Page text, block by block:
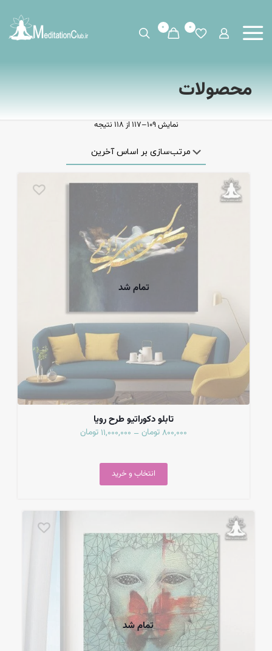
0
0
محصولات
نمایش 109–117 از 118 نتیجه
تمام شد
تابلو دکوراتیو طرح رویا
800,000تومان–
11,000,000 تومان
انتخاب و خرید
تمام شد